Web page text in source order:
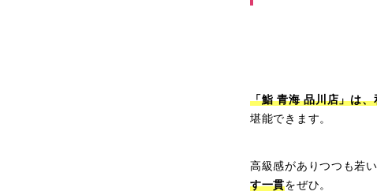
「鮨 青海 品川店」は
堪能できます。
高級感がありつつも若
す一貫をぜひ。